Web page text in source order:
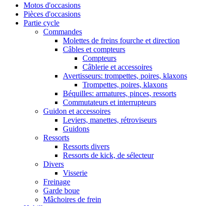
Motos d'occasions
Pièces d'occasions
Partie cycle
Commandes
Molettes de freins fourche et direction
Câbles et compteurs
Compteurs
Câblerie et accessoires
Avertisseurs: trompettes, poires, klaxons
Trompettes, poires, klaxons
Béquilles: armatures, pinces, ressorts
Commutateurs et interrupteurs
Guidon et accessoires
Leviers, manettes, rétroviseurs
Guidons
Ressorts
Ressorts divers
Ressorts de kick, de sélecteur
Divers
Visserie
Freinage
Garde boue
Mâchoires de frein